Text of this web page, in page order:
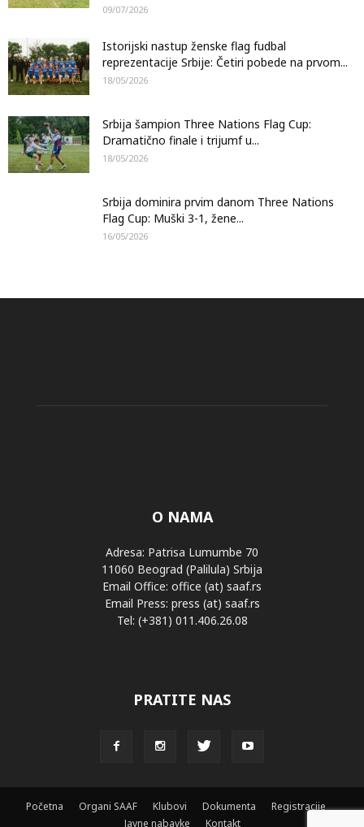
09/07/2026
Istorijski nastup ženske flag fudbal
reprezentacije Srbije: Četiri pobede na prvom...
18/05/2026
Srbija šampion Three Nations Flag Cup:
Dramatično finale i trijumf u...
18/05/2026
Srbija dominira prvim danom Three Nations
Flag Cup: Muški 3-1, žene...
16/05/2026
O NAMA
Adresa: Patrisa Lumumbe 70
11060 Beograd (Palilula) Srbija
Email Office: office (at) saaf.rs
Email Press: press (at) saaf.rs
Tel: (+381) 011.406.26.08
PRATITE NAS
Početna Organi SAAF Klubovi Dokumenta
Registracije
Javne nabavke
Kontakt